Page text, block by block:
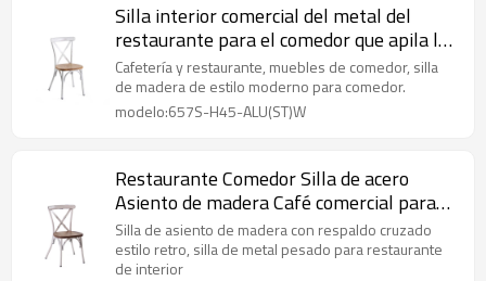
Silla interior comercial del metal del
restaurante para el comedor que apila la
silla de comedor
Cafetería y restaurante, muebles de comedor, silla
de madera de estilo moderno para comedor.
modelo:657S-H45-ALU(ST)W
Restaurante Comedor Silla de acero
Asiento de madera Café comercial para
interiores Silla de comedor
Silla de asiento de madera con respaldo cruzado
estilo retro, silla de metal pesado para restaurante
de interior